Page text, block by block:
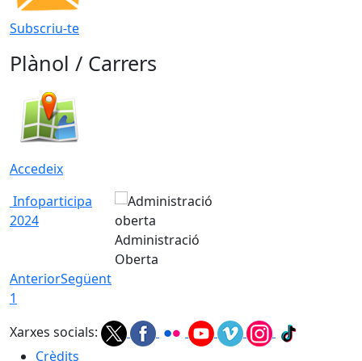
Subscriu-te
Plànol / Carrers
Accedeix
Infoparticipa
2024
Administració
Oberta
AnteriorSegüent
1
Xarxes socials:
Crèdits